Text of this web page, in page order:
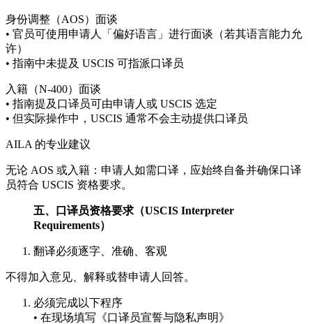
身份调整（AOS）面谈
• 官员可使用申请人「偏好语言」进行面谈（若其语言能力允
许）
• 指南中未提及 USCIS 可指派口译员
入籍（N-400）面谈
• 指南提及口译员可由申请人或 USCIS 选定
• 但实际操作中，USCIS 通常不会主动提供口译员
AILA 的专业建议
无论 AOS 或入籍：申请人如需口译，应始终自备并确保口译
员符合 USCIS 资格要求。
五、口译员资格要求（USCIS Interpreter
Requirements）
翻译必须逐字、准确、客观
不得加入意见、解释或替申请人回答。
必须完成以下程序
• 在现场填写《口译员宣誓与隐私声明》